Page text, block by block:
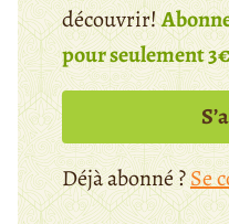
découvrir!
pour seulement
Déjà abonné ?Se